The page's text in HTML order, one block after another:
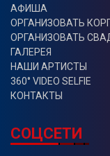
АФИША
ОРГАНИЗОВАТЬ
ОРГАНИЗОВАТЬ
ГАЛЕРЕЯ
НАШИ АРТИСТЫ
360° VIDEO SELFIE
КОНТАКТЫ
СОЦСЕТИ